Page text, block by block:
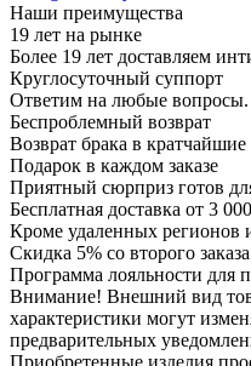
Наши преимущества
19 лет на рынке
Более 19 лет доставляем
Круглосуточный суппорт
Ответим на любые вопросы.
Беспроблемный возврат
Возврат брака в кратчайшие
Подарок в каждом заказе
Приятный сюрприз готов
Бесплатная доставка от 3
Кроме удаленных регионов
Скидка 5% со второго заказа
Программа лояльности для
Внимание! Внешний вид
характеристики могут
предварительных
Приобретенные изделия